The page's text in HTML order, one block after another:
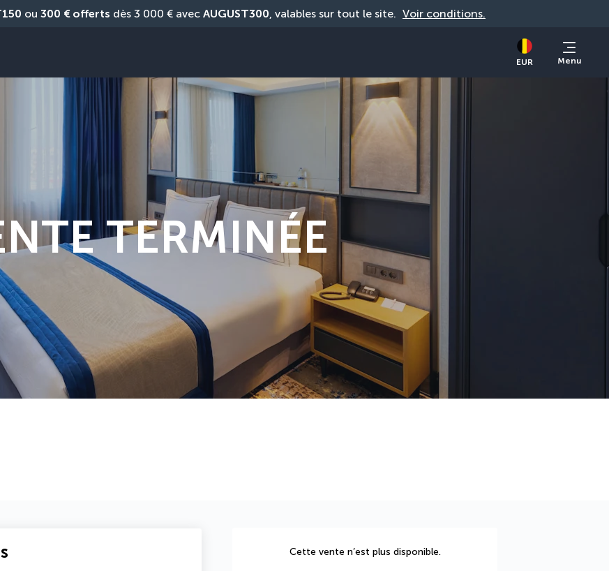
ou 300 € offerts dès 3 000 € avec AUGUST300, valables sur tout le site. Voir conditions.
EUR Menu
TERMINÉE
Cette vente n’est plus disponible.